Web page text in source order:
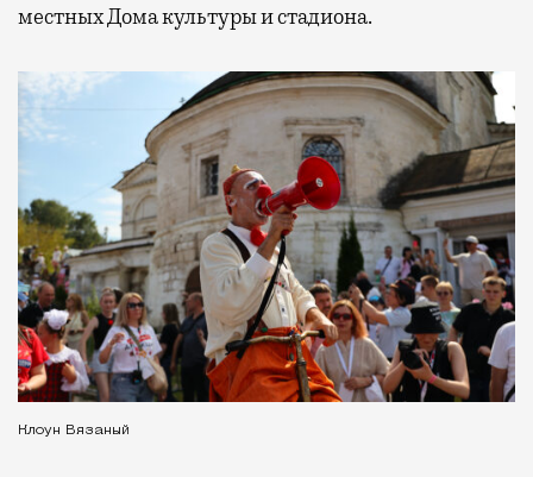
местных Дома культуры и стадиона.
Клоун Вязаный